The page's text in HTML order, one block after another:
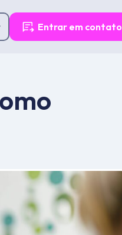
Entrar em contato